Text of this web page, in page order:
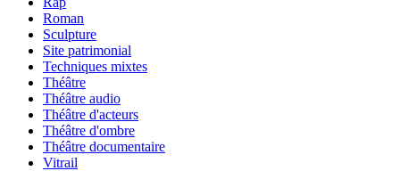
Roman
Sculpture
Site patrimonial
Techniques mixtes
Théâtre
Théâtre audio
Théâtre d'acteurs
Théâtre d'ombre
Théâtre documentaire
Vitrail